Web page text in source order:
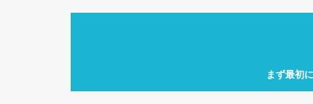
まず最初